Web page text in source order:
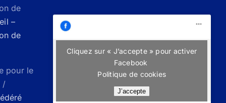
de
–
de
pour le
/
Cliquez sur « J’accepte » pour activer
Facebook
Politique de cookies
J’accepte